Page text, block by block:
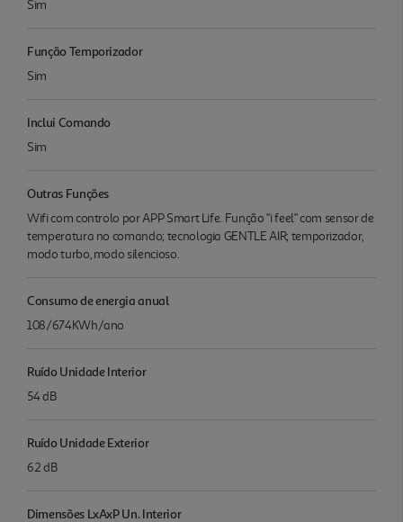
Sim
Função Temporizador
Sim
Inclui Comando
Sim
Outras Funções
Wifi com controlo por APP Smart Life. Função "i feel" com sensor de
temperatura no comando; tecnologia GENTLE AIR; temporizador,
modo turbo, modo silencioso.
Consumo de energia anual
108/674KWh/ano
Ruído Unidade Interior
54 dB
Ruído Unidade Exterior
62 dB
Dimensões LxAxP Un. Interior